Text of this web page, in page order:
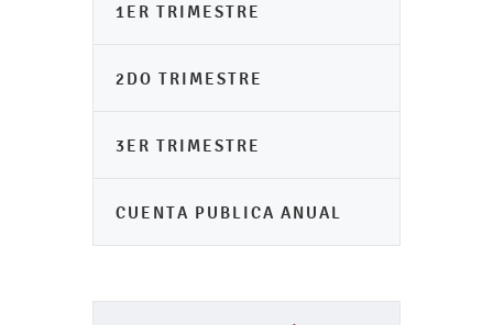
1ER TRIMESTRE
2DO TRIMESTRE
3ER TRIMESTRE
CUENTA PUBLICA ANUAL